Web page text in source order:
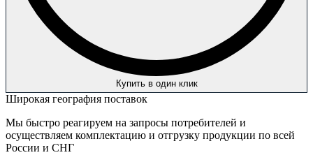
Купить в один клик
Широкая география поставок
Мы быстро реагируем на запросы потребителей и
осуществляем комплектацию и отгрузку продукции по всей
России и СНГ